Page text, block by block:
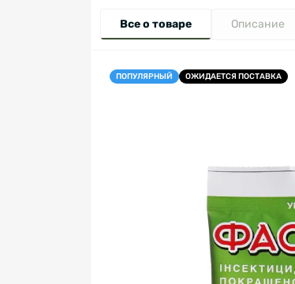
Все о товаре Описание
ПОПУЛЯРНЫЙ ОЖИДАЕТСЯ ПОСТАВКА